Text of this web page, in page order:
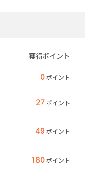
獲得ポイント
0 ポイント
27 ポイント
49 ポイント
180 ポイント